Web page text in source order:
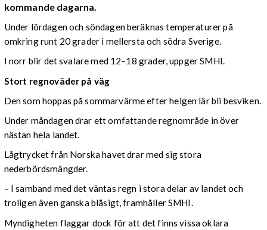
kommande dagarna.
Under lördagen och söndagen beräknas temperaturer på
omkring runt 20 grader i mellersta och södra Sverige.
I norr blir det svalare med 12–18 grader, uppger SMHI.
Stort regnoväder på väg
Den som hoppas på sommarvärme efter helgen lär bli besviken.
Under måndagen drar ett omfattande regnområde in över
nästan hela landet.
Lågtrycket från Norska havet drar med sig stora
nederbördsmängder.
– I samband med det väntas regn i stora delar av landet och
troligen även ganska blåsigt, framhåller SMHI.
Myndigheten flaggar dock för att det finns vissa oklara